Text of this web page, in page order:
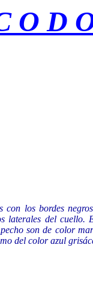
O D
los bordes
laterales del cuello.
son de color
del color azul